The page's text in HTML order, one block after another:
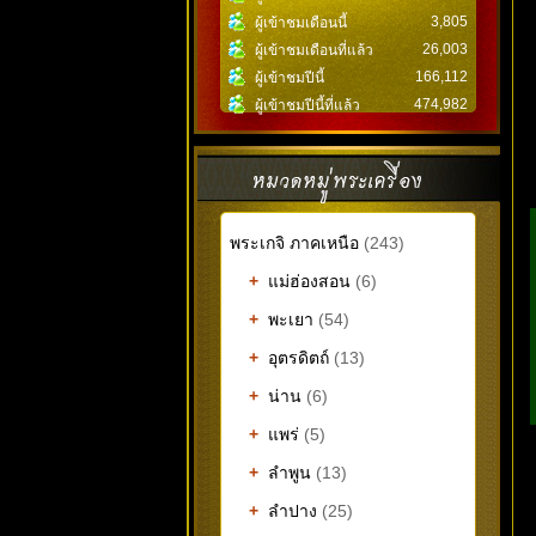
ผู้เข้าชมเดือนนี้
3,805
ผู้เข้าชมเดือนที่แล้ว
26,003
ผู้เข้าชมปีนี้
166,112
ผู้เข้าชมปีนี้ที่แล้ว
474,982
พระเกจิ ภาคเหนือ (243)
+ แม่ฮ่องสอน (6)
+ พะเยา (54)
+ อุตรดิตถ์ (13)
+ น่าน (6)
+ แพร่ (5)
+ ลำพูน (13)
+ ลำปาง (25)